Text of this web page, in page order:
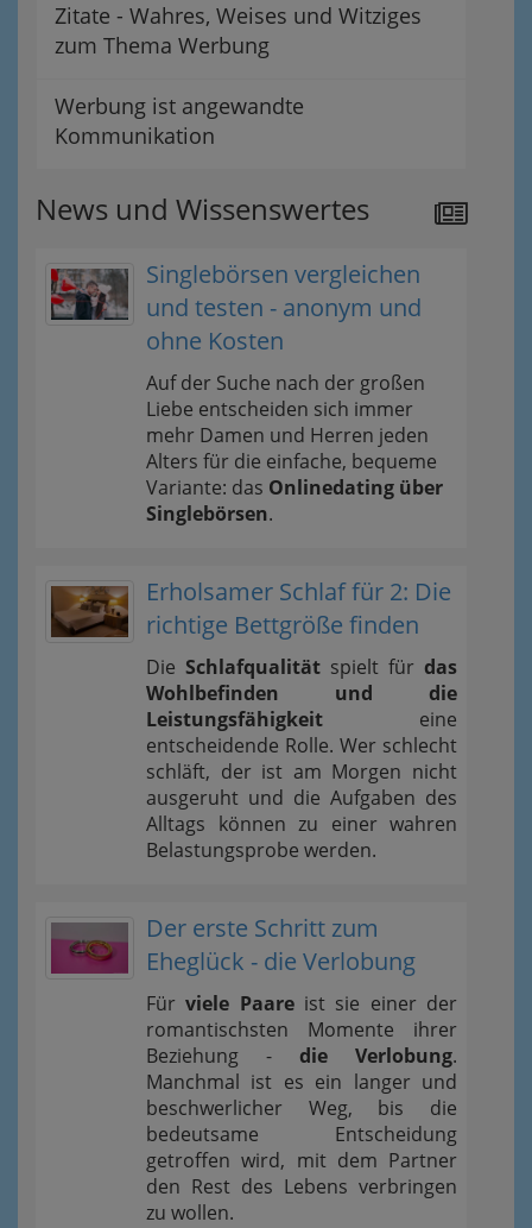
Zitate - Wahres, Weises und Witziges
zum Thema Werbung
Werbung ist angewandte
Kommunikation
News und Wissenswertes
Singlebörsen vergleichen
und testen - anonym und
ohne Kosten
Auf der Suche nach der großen
Liebe entscheiden sich immer
mehr Damen und Herren jeden
Alters für die einfache, bequeme
Variante: das Onlinedating über
Singlebörsen.
Erholsamer Schlaf für 2: Die
richtige Bettgröße finden
Die Schlafqualität spielt für das
Wohlbefinden und die
Leistungsfähigkeit eine
entscheidende Rolle. Wer schlecht
schläft, der ist am Morgen nicht
ausgeruht und die Aufgaben des
Alltags können zu einer wahren
Belastungsprobe werden.
Der erste Schritt zum
Eheglück - die Verlobung
Fürviele Paareist sie einer der
romantischsten Momente ihrer
Beziehung - die Verlobung.
Manchmal ist es ein langer und
beschwerlicher Weg, bis die
bedeutsame Entscheidung
getroffen wird, mit dem Partner
den Rest des Lebens verbringen
zu wollen.